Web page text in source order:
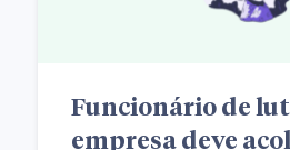
Funcionário de
empresa deve